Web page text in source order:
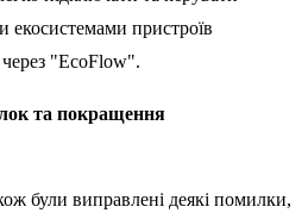
екосистемами пристроїв
через "EcoFlow".
та покращення
були виправлені деякі помилки,